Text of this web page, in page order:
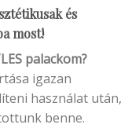
és
most!
palackom?
igazan
használat után,
benne.